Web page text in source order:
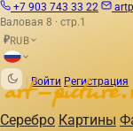
+7 903 743 33 22
Валовая 8 · стр.1
₽RUB
Войти Регистрация
Серебро Картины